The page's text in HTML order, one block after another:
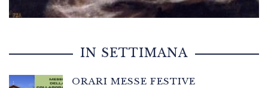
IN SETTIMANA
ORARI MESSE FESTIVE